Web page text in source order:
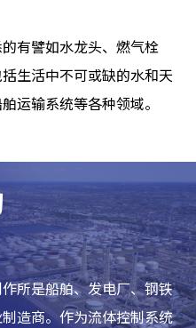
有譬如水龙头、燃气栓
生活中不可或缺的水和天
运输系统等各种领域。
所是船舶、发电厂、钢铁
造商。作为流体控制系统